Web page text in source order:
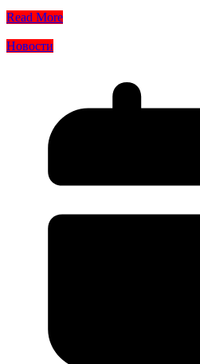
Read More
Новости